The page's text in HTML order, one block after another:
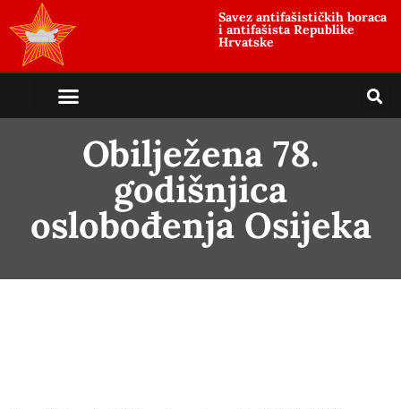
Savez antifašističkih boraca
i antifašista Republike
Hrvatske
Obilježena 78.
godišnjica
oslobođenja Osijeka